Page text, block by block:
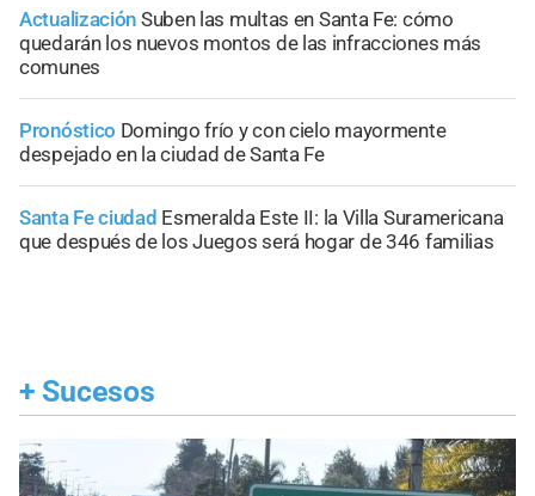
Actualización Suben las multas en Santa Fe: cómo
quedarán los nuevos montos de las infracciones más
comunes
Pronóstico Domingo frío y con cielo mayormente
despejado en la ciudad de Santa Fe
Santa Fe ciudad Esmeralda Este II: la Villa Suramericana
que después de los Juegos será hogar de 346 familias
+ Sucesos